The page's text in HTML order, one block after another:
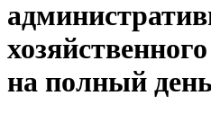
на полный